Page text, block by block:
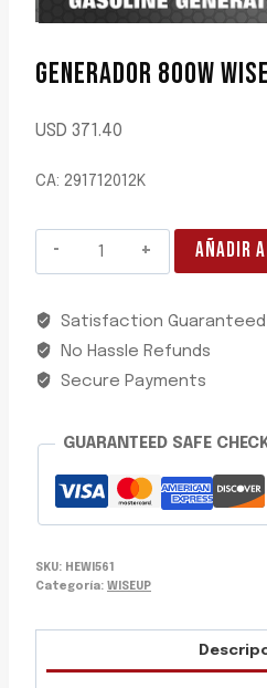
GENERADOR 800W
USD 371.40
CA: 291712012K
GENERADOR
800W
cantidad
AÑADIR
Satisfaction Guaranteed
No Hassle Refunds
Secure Payments
GUARANTEED SAFE
SKU: HEWI561
Categoría: WISEUP